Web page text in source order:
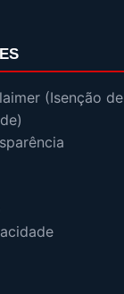
(Isenção de